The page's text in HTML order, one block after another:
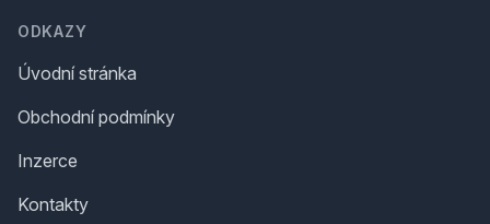
ODKAZY
Úvodní stránka
Obchodní podmínky
Inzerce
Kontakty